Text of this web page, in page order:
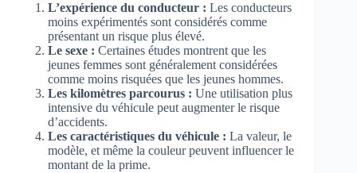
L’expérience du conducteur : Les conducteurs
moins expérimentés sont considérés comme
présentant un risque plus élevé.
Le sexe : Certaines études montrent que les
jeunes femmes sont généralement considérées
comme moins risquées que les jeunes hommes.
Les kilomètres parcourus : Une utilisation plus
intensive du véhicule peut augmenter le risque
d’accidents.
Les caractéristiques du véhicule : La valeur, le
modèle, et même la couleur peuvent influencer le
montant de la prime.